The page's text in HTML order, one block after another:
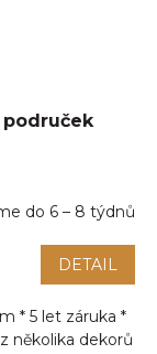
područek
do 6 – 8 týdnů
DETAIL
* 5 let záruka *
několika dekorů